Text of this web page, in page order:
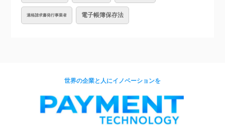
適格請求書発行事業者 電子帳簿保存法
世界の企業と人にイノベーションを